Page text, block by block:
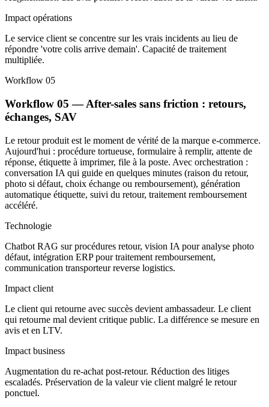
Impact opérations
Le service client se concentre sur les vrais incidents au lieu de
répondre 'votre colis arrive demain'. Capacité de traitement
multipliée.
Workflow 05
Workflow 05 — After-sales sans friction : retours,
échanges, SAV
Le retour produit est le moment de vérité de la marque e-commerce.
Aujourd'hui : procédure tortueuse, formulaire à remplir, attente de
réponse, étiquette à imprimer, file à la poste. Avec orchestration :
conversation IA qui guide en quelques minutes (raison du retour,
photo si défaut, choix échange ou remboursement), génération
automatique étiquette, suivi du retour, traitement remboursement
accéléré.
Technologie
Chatbot RAG sur procédures retour, vision IA pour analyse photo
défaut, intégration ERP pour traitement remboursement,
communication transporteur reverse logistics.
Impact client
Le client qui retourne avec succès devient ambassadeur. Le client
qui retourne mal devient critique public. La différence se mesure en
avis et en LTV.
Impact business
Augmentation du re-achat post-retour. Réduction des litiges
escaladés. Préservation de la valeur vie client malgré le retour
ponctuel.